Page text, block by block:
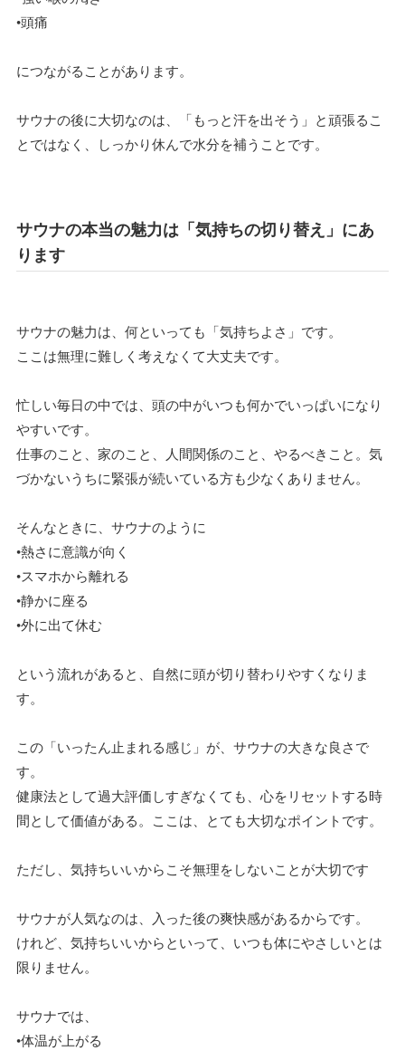
•頭痛
につながることがあります。
サウナの後に大切なのは、「もっと汗を出そう」と頑張るこ
とではなく、しっかり休んで水分を補うことです。
サウナの本当の魅力は「気持ちの切り替え」にあ
ります
サウナの魅力は、何といっても「気持ちよさ」です。
ここは無理に難しく考えなくて大丈夫です。
忙しい毎日の中では、頭の中がいつも何かでいっぱいになり
やすいです。
仕事のこと、家のこと、人間関係のこと、やるべきこと。気
づかないうちに緊張が続いている方も少なくありません。
そんなときに、サウナのように
•熱さに意識が向く
•スマホから離れる
•静かに座る
•外に出て休む
という流れがあると、自然に頭が切り替わりやすくなりま
す。
この「いったん止まれる感じ」が、サウナの大きな良さで
す。
健康法として過大評価しすぎなくても、心をリセットする時
間として価値がある。ここは、とても大切なポイントです。
ただし、気持ちいいからこそ無理をしないことが大切です
サウナが人気なのは、入った後の爽快感があるからです。
けれど、気持ちいいからといって、いつも体にやさしいとは
限りません。
サウナでは、
•体温が上がる